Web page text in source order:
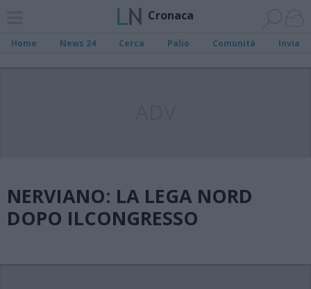
Cronaca
Home News 24 Cerca Palio Comunità Invia
NERVIANO: LA LEGA NORD
DOPO ILCONGRESSO